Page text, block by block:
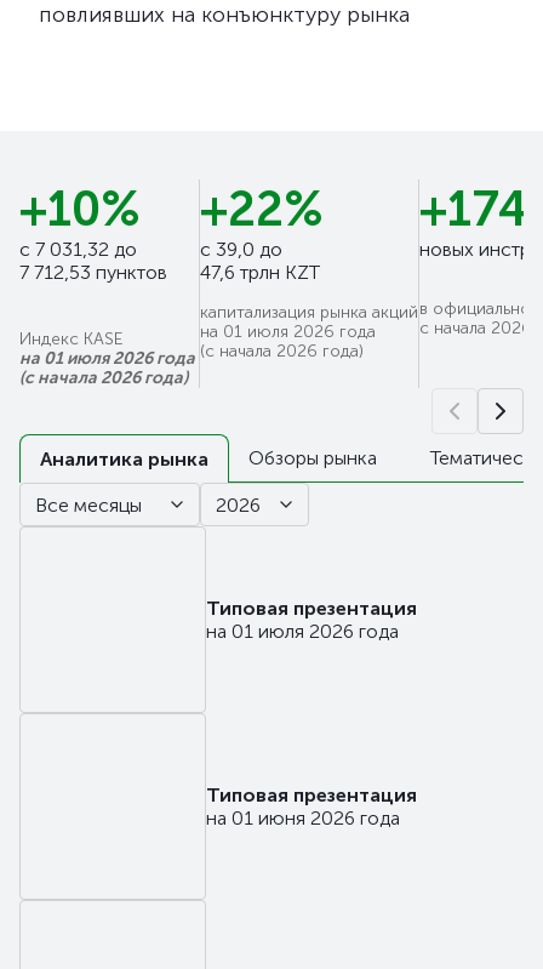
повлиявших на конъюнктуру рынка
+10%
с 7 031,32 до
7 712,53 пунктов
Индекс KASE
на 01 июля 2026 года
(с начала 2026 года)
+22%
c 39,0 до
47,6 трлн KZT
капитализация рынка акций
на 01 июля 2026 года
(с начала 2026 года)
+174
новых
в
с начала 2026
Аналитика рынка Обзоры рынка
Все месяцы 2026
Типовая презентация
на 01 июля 2026 года
Типовая презентация
на 01 июня 2026 года